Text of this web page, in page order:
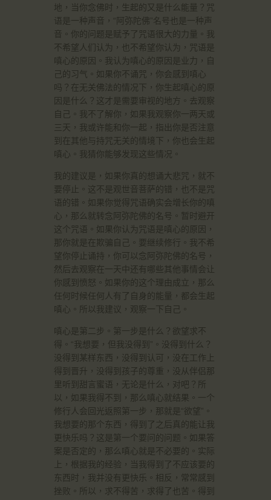
地，当你念佛时，生起的又是什么能量？咒
语是一种声音，“阿弥陀佛”名号也是一种声
音。你的问题是赋予了咒语很大的力量。我
不希望人们认为，也不希望你认为，咒语是
嗔心的原因。我认为嗔心的原因是业力，自
己的习气。如果你不诵咒，你会感到嗔心
吗？在无关佛法的情况下，你生起嗔心的原
因是什么？这才是需要审视的地方。去观察
自己。我不了解你，如果我观察你一两天或
三天，我或许能和你一起，指出你是否注意
到在其他与持咒无关的情境下，你也会生起
嗔心。我猜你能够发现这些情况。
我的建议是，如果你真的想诵大悲咒，就不
要停止。这不是观世音菩萨的错，也不是咒
语的错。如果你觉得咒语确实会增长你的嗔
心，那么就转念阿弥陀佛的名号。暂时避开
这个咒语。如果你认为咒语是嗔心的原因，
那你就是在欺骗自己。要继续修行。我不希
望你停止诵持，你可以念阿弥陀佛的名号，
然后去观察在一天中还有哪些其他事情会让
你感到愤怒。如果你的这个理由成立，那么
任何时候任何人有了自身的能量，都会生起
嗔心。所以我建议，观察一下自己。
嗔心是第二步。第一步是什么？欲望求不
得。“我想要，但我没得到”。没得到什么？
没得到某样东西，没得到认可，没在工作上
得到晋升，没得到孩子的尊重，没从伴侣那
里听到甜言蜜语，无论是什么，对吧？所
以，如果我得不到，那么嗔心就结果。一个
修行人会回光返照第一步，那就是“欲望”。
我想要的那个东西，得到了之后真的能让我
更快乐吗？这是第一个要问的问题。如果答
案是否定的，那么嗔心就是不必要的。实际
上，根据我的经验，当我得到了不应该要的
东西时，我并没有更快乐。相反，常常感到
挫败。所以，求不得苦，求得了也苦。得到